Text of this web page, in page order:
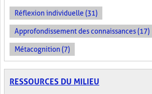
Réflexion individuelle (31)
Approfondissement des connaissances (17)
Métacognition (7)
RESSOURCES DU MILIEU